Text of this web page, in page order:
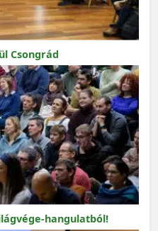
Csongrád
hangulatból!